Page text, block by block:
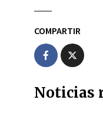
COMPARTIR
Noticias